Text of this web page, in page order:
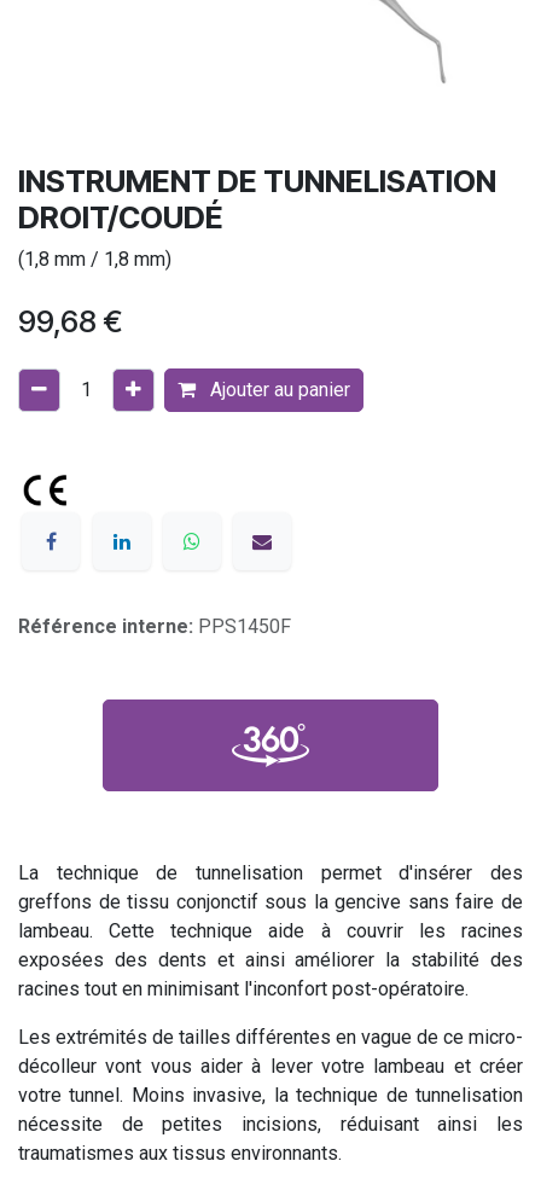
INSTRUMENT DE TUNNELISATION
DROIT/COUDÉ
(1,8 mm / 1,8 mm)
99,68 €
Ajouter au panier
Référence interne: PPS1450F
La technique de tunnelisation permet d'insérer des
greffons de tissu conjonctif sous la gencive sans faire de
lambeau. Cette technique aide à couvrir les racines
exposées des dents et ainsi améliorer la stabilité des
racines tout en minimisant l'inconfort post-opératoire.
Les extrémités de tailles différentes en vague de ce micro-
décolleur vont vous aider à lever votre lambeau et créer
votre tunnel. Moins invasive, la technique de tunnelisation
nécessite de petites incisions, réduisant ainsi les
traumatismes aux tissus environnants.